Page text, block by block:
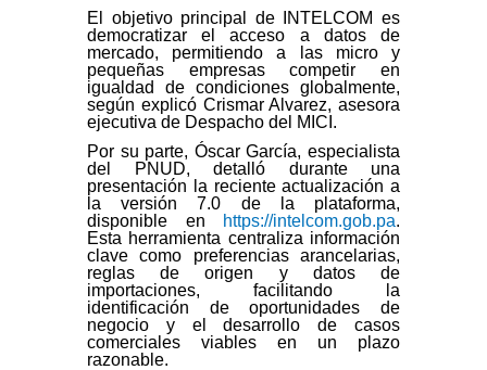
El objetivo principal de INTELCOM es
democratizar el acceso a datos de
mercado, permitiendo a las micro y
pequeñas empresas competir en
igualdad de condiciones globalmente,
según explicó Crismar Alvarez, asesora
ejecutiva de Despacho del MICI.
Por su parte, Óscar García, especialista
del PNUD, detalló durante una
presentación la reciente actualización a
la versión 7.0 de la plataforma,
disponible en
https://intelcom.gob.pa.
Esta herramienta centraliza información
clave como preferencias arancelarias,
reglas de origen y datos de
importaciones, facilitando la
identificación de oportunidades de
negocio y el desarrollo de casos
comerciales viables en un plazo
razonable.